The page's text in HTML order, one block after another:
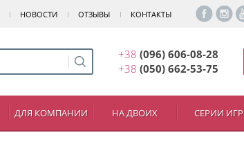
НОВОСТИ ОТЗЫВЫ КОНТАКТЫ
+38 (096) 606-08-28
+38 (050) 662-53-75
ДЛЯ КОМПАНИИ НА ДВОИХ СЕРИИ ИГР